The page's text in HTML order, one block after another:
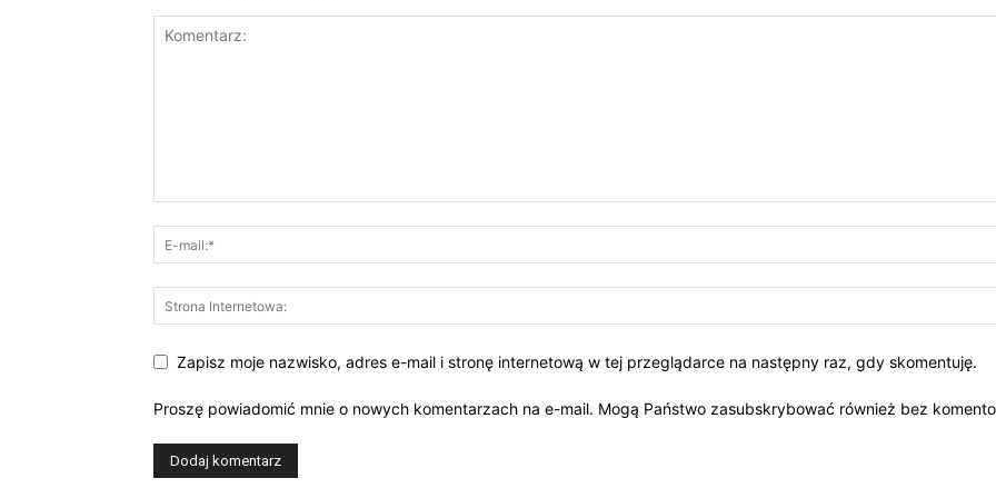
Zapisz moje nazwisko, adres e-mail i stronę internetową w tej przeglądarce na następny raz, gdy skomentuję.
Proszę powiadomić mnie o nowych komentarzach na e-mail. Mogą Państwo zasubskrybować również bez